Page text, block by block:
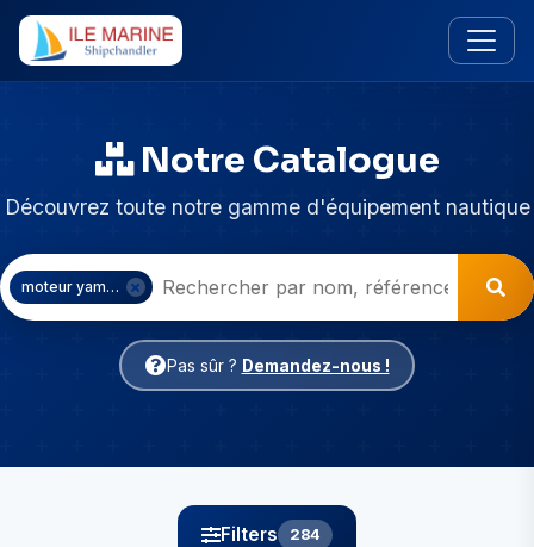
Notre Catalogue
Découvrez toute notre gamme d'équipement nautique
moteur yamaha
Pas sûr ? Demandez-nous !
Filters 284